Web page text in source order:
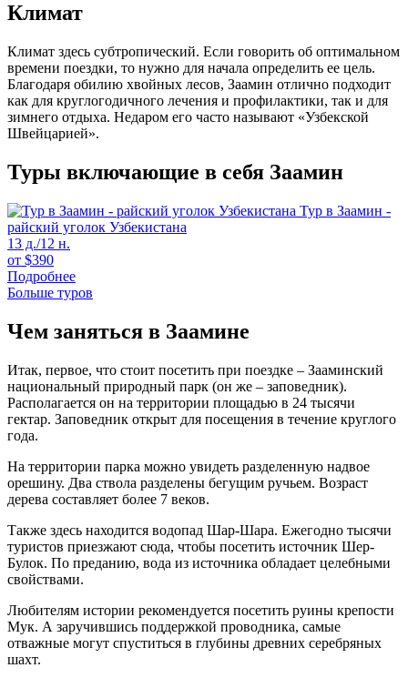
Климат
Климат здесь субтропический. Если говорить об оптимальном
времени поездки, то нужно для начала определить ее цель.
Благодаря обилию хвойных лесов, Заамин отлично подходит
как для круглогодичного лечения и профилактики, так и для
зимнего отдыха. Недаром его часто называют «Узбекской
Швейцарией».
Туры включающие в себя Заамин
Тур в Заамин -
райский уголок Узбекистана
13 д./12 н.
от $390
Подробнее
Больше туров
Чем заняться в Заамине
Итак, первое, что стоит посетить при поездке – Зааминский
национальный природный парк (он же – заповедник).
Располагается он на территории площадью в 24 тысячи
гектар. Заповедник открыт для посещения в течение круглого
года.
На территории парка можно увидеть разделенную надвое
орешину. Два ствола разделены бегущим ручьем. Возраст
дерева составляет более 7 веков.
Также здесь находится водопад Шар-Шара. Ежегодно тысячи
туристов приезжают сюда, чтобы посетить источник Шер-
Булок. По преданию, вода из источника обладает целебными
свойствами.
Любителям истории рекомендуется посетить руины крепости
Мук. А заручившись поддержкой проводника, самые
отважные могут спуститься в глубины древних серебряных
шахт.